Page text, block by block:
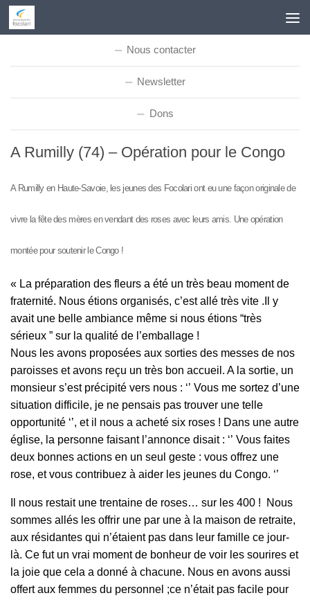
Skip to content
Nous contacter
Newsletter
Dons
A Rumilly (74) – Opération pour le Congo
A Rumilly en Haute-Savoie, les jeunes des Focolari ont eu une façon originale de
vivre la fête des mères en vendant des roses avec leurs amis. Une opération
montée pour soutenir le Congo !
« La préparation des fleurs a été un très beau moment de
fraternité. Nous étions organisés, c’est allé très vite .Il y
avait une belle ambiance même si nous étions “très
sérieux ” sur la qualité de l’emballage !
Nous les avons proposées aux sorties des messes de nos
paroisses et avons reçu un très bon accueil. A la sortie, un
monsieur s’est précipité vers nous : ‘’ Vous me sortez d’une
situation difficile, je ne pensais pas trouver une telle
opportunité ‘’, et il nous a acheté six roses ! Dans une autre
église, la personne faisant l’annonce disait : ‘’ Vous faites
deux bonnes actions en un seul geste : vous offrez une
rose, et vous contribuez à aider les jeunes du Congo. ‘’
Il nous restait une trentaine de roses… sur les 400 ! Nous
sommes allés les offrir une par une à la maison de retraite,
aux résidantes qui n’étaient pas dans leur famille ce jour-
là. Ce fut un vrai moment de bonheur de voir les sourires et
la joie que cela a donné à chacune. Nous en avons aussi
offert aux femmes du personnel ;ce n’était pas facile pour